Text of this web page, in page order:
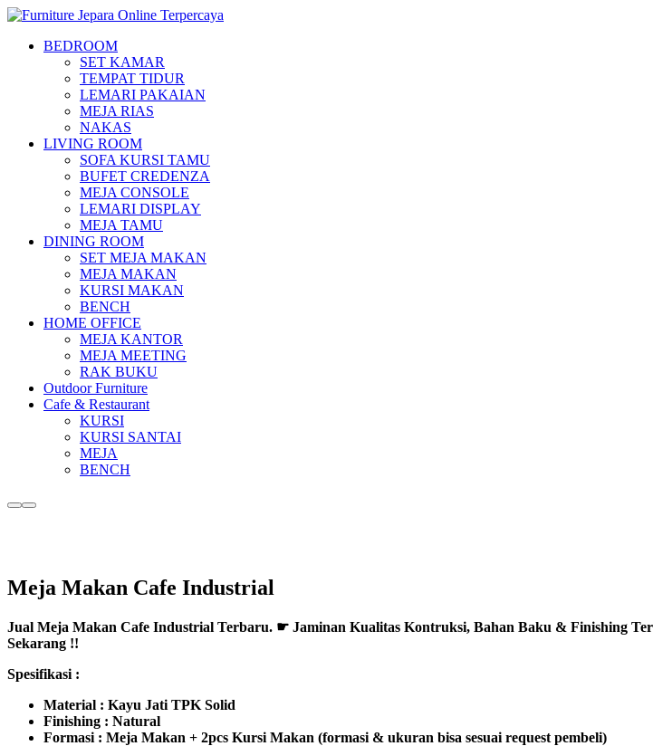
BEDROOM
SET KAMAR
TEMPAT TIDUR
LEMARI PAKAIAN
MEJA RIAS
NAKAS
LIVING ROOM
SOFA KURSI TAMU
BUFET CREDENZA
MEJA CONSOLE
LEMARI DISPLAY
MEJA TAMU
DINING ROOM
SET MEJA MAKAN
MEJA MAKAN
KURSI MAKAN
BENCH
HOME OFFICE
MEJA KANTOR
MEJA MEETING
RAK BUKU
Outdoor Furniture
Cafe & Restaurant
KURSI
KURSI SANTAI
MEJA
BENCH
MoreMain
Meja Makan Cafe Industrial
Jual Meja Makan Cafe Industrial Terbaru. ☛ Jaminan Kualitas Kontruksi, Bahan Baku & Finishing
Sekarang !!
Spesifikasi :
Material : Kayu Jati TPK Solid
Finishing : Natural
Formasi : Meja Makan + 2pcs Kursi Makan (formasi & ukuran bisa sesuai request pembeli)